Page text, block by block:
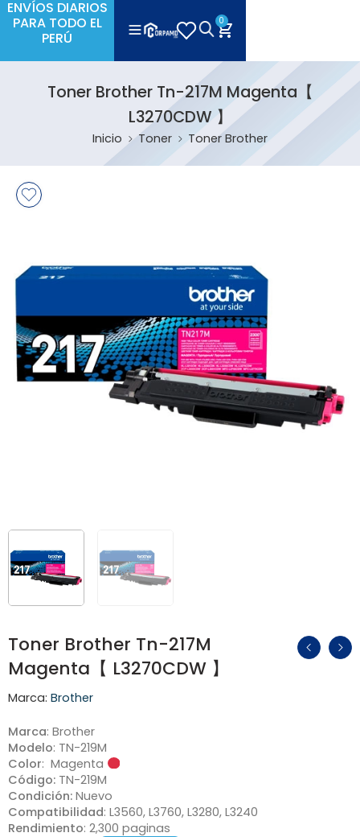
ENVÍOS DIARIOS
PARA TODO EL
PERÚ
0
Toner Brother Tn-217M Magenta【
L3270CDW 】
Inicio Toner Toner Brother
Toner Brother Tn-217M
Magenta【 L3270CDW 】
Marca: Brother
Marca: Brother
Modelo: TN-219M
Color: Magenta
Código: TN-219M
Condición: Nuevo
Compatibilidad: L3560, L3760, L3280, L3240
Rendimiento: 2,300 paginas